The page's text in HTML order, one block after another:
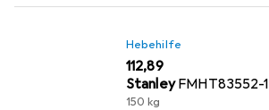
Hebehilfe
EUR
112,89
Stanley FMHT83552-1
150 kg